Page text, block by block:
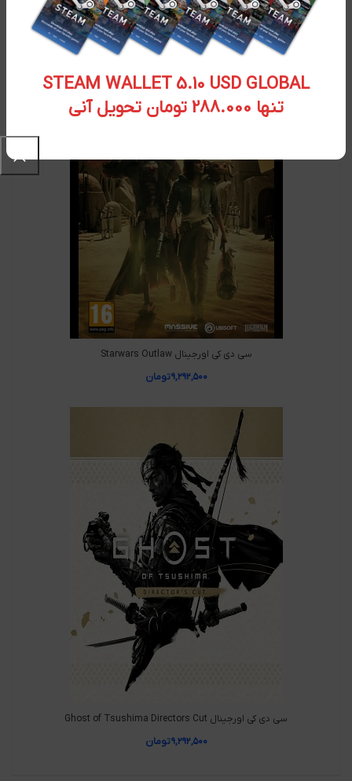
STEAM WALLET 5.10 USD GLOBAL
تنها 288.000 تومان تحویل آنی
۱۰,۲۲۱,۷۵۰تومان
سی دی کی اورجینال Starwars Outlaw
۹,۲۹۲,۵۰۰تومان
سی دی کی اورجینال Ghost of Tsushima Directors Cut
۹,۲۹۲,۵۰۰تومان